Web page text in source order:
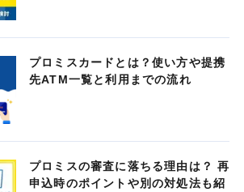
プロミスカードとは？使い方や提携
先ATM一覧と利用までの流れ
プロミスの審査に落ちる理由は？ 再
申込時のポイントや別の対処法も紹